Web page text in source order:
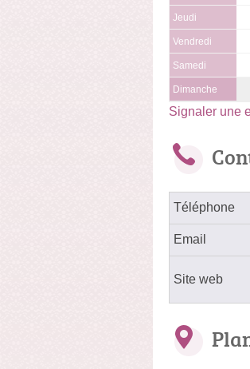
Jeudi
Vendredi
Samedi
Dimanche
Signaler une
Téléphone
Email
Site web